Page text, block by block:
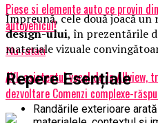
Piese si elemente auto ce provin
autovehicul!
Nu ratati
AVI, asistentul vocal de la Allview,
dezvoltare Comenzi complexe-
Împreună, cele două joacă
design-ului, în prezentările
materiale vizuale
Repere Esențiale
Randările exterioare